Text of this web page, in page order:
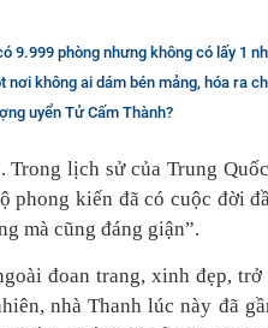
nhưng không có lấy 1 nhà vệ sinh, làm
ai dám bén mảng, hóa ra chứa
uyển Tử Cấm Thành?
Trong lịch sử của Trung
phong kiến đã có cuộc đời
mà cũng đáng giận”.
đoan trang, xinh đẹp, trở
nhà Thanh lúc này đã